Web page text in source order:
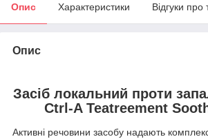
Опис Характеристики Відгуки про
Опис
Засіб локальний проти
Ctrl-A Teatreement
Активні речовини засобу надають